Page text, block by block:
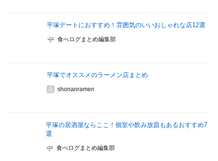
平塚デートにおすすめ！雰囲気のいいおしゃれな店12選
食べログまとめ編集部
平塚でオススメのラーメン店まとめ
shonanramen
平塚の居酒屋ならここ！個室や飲み放題もあるおすすめ7
選
食べログまとめ編集部